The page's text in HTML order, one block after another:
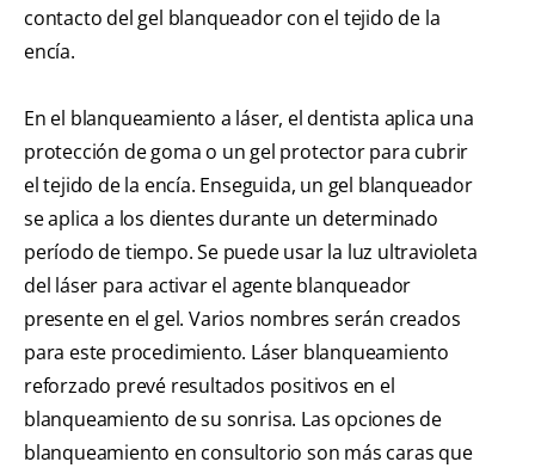
contacto del gel blanqueador con el tejido de la
encía.
En el blanqueamiento a láser, el dentista aplica una
protección de goma o un gel protector para cubrir
el tejido de la encía. Enseguida, un gel blanqueador
se aplica a los dientes durante un determinado
período de tiempo. Se puede usar la luz ultravioleta
del láser para activar el agente blanqueador
presente en el gel. Varios nombres serán creados
para este procedimiento. Láser blanqueamiento
reforzado prevé resultados positivos en el
blanqueamiento de su sonrisa. Las opciones de
blanqueamiento en consultorio son más caras que